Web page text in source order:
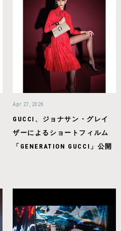
Apr 27, 2026
GUCCI、ジョナサン・グレイ
ザーによるショートフィルム
「GENERATION GUCCI」公開